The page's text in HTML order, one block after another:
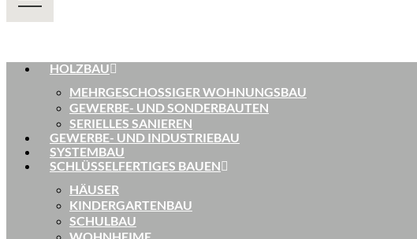
HOLZBAU
MEHRGESCHOSSIGER WOHNUNGSBAU
GEWERBE- UND SONDERBAUTEN
SERIELLES SANIEREN
GEWERBE- UND INDUSTRIEBAU
SYSTEMBAU
SCHLÜSSELFERTIGES BAUEN
HÄUSER
KINDERGARTENBAU
SCHULBAU